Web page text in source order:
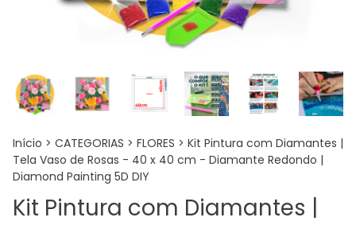
Início > CATEGORIAS > FLORES > Kit Pintura com Diamantes |
Tela Vaso de Rosas - 40 x 40 cm - Diamante Redondo |
Diamond Painting 5D DIY
Kit Pintura com Diamantes |